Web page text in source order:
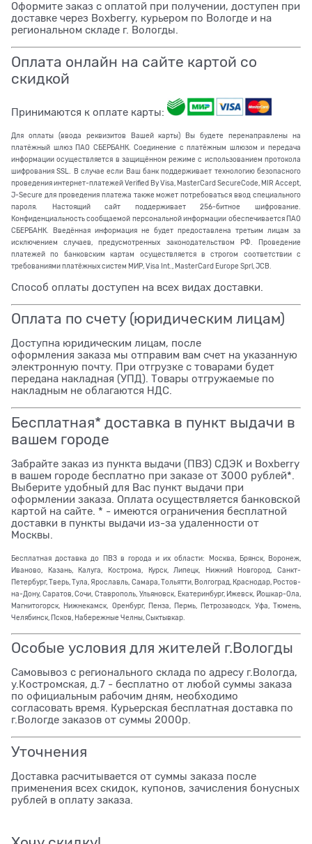
Оформите заказ с оплатой при получении, доступен при
доставке через Boxberry, курьером по Вологде и на
региональном складе г. Вологды.
Оплата онлайн на сайте картой со
скидкой
Принимаются к оплате карты:
Для оплаты (ввода реквизитов Вашей карты) Вы будете перенаправлены на
платёжный шлюз ПАО СБЕРБАНК. Соединение с платёжным шлюзом и передача
информации осуществляется в защищённом режиме с использованием протокола
шифрования SSL. В случае если Ваш банк поддерживает технологию безопасного
проведения интернет-платежей Verified By Visa, MasterCard SecureCode, MIR Accept,
J-Secure для проведения платежа также может потребоваться ввод специального
пароля. Настоящий сайт поддерживает 256-битное шифрование.
Конфиденциальность сообщаемой персональной информации обеспечивается ПАО
СБЕРБАНК. Введённая информация не будет предоставлена третьим лицам за
исключением случаев, предусмотренных законодательством РФ. Проведение
платежей по банковским картам осуществляется в строгом соответствии с
требованиями платёжных систем МИР, Visa Int., MasterCard Europe Sprl, JCB.
Способ оплаты доступен на всех видах доставки.
Оплата по счету (юридическим лицам)
Доступна юридическим лицам, после
оформления заказа мы отправим вам счет на указанную
электронную почту. При отгрузке с товарами будет
передана накладная (УПД). Товары отгружаемые по
накладным не облагаются НДС.
Бесплатная* доставка в пункт выдачи в
вашем городе
Забрайте заказ из пункта выдачи (ПВЗ) СДЭК и Boxberry
в вашем городе бесплатно при заказе от 3000 рублей*.
Выберите удобный для Вас пункт выдачи при
оформлении заказа. Оплата осуществляется банковской
картой на сайте. * - имеются ограничения бесплатной
доставки в пункты выдачи из-за удаленности от
Москвы.
Бесплатная доставка до ПВЗ в города и их области: Москва, Брянск, Воронеж,
Иваново, Казань, Калуга, Кострома, Курск, Липецк, Нижний Новгород, Санкт-
Петербург, Тверь, Тула, Ярославль, Самара, Тольятти, Волгоград, Краснодар, Ростов-
на-Дону, Саратов, Сочи, Ставрополь, Ульяновск, Екатеринбург, Ижевск, Йошкар-Ола,
Магнитогорск, Нижнекамск, Оренбург, Пенза, Пермь, Петрозаводск, Уфа, Тюмень,
Челябинск, Псков, Набережные Челны, Сыктывкар.
Особые условия для жителей г.Вологды
Самовывоз с регионального склада по адресу г.Вологда,
у.Костромская, д.7 - бесплатно от любой суммы заказа
по официальным рабочим дням, необходимо
согласовать время. Курьерская бесплатная доставка по
г.Вологде заказов от суммы 2000р.
Уточнения
Доставка расчитывается от суммы заказа после
применения всех скидок, купонов, зачисления бонусных
рублей в оплату заказа.